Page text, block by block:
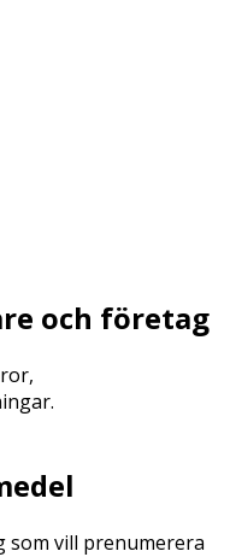
och företag
som vill prenumerera